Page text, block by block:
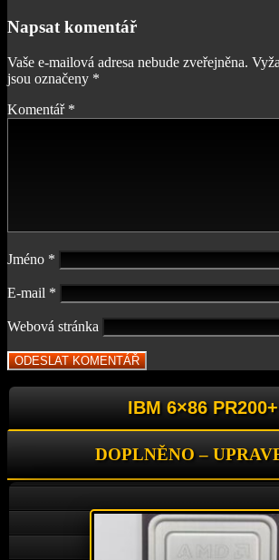
Napsat komentář
Vaše e-mailová adresa nebude zveřejněna.
jsou označeny *
Komentář *
Jméno *
E-mail *
Webová stránka
IBM 6×86 PR200+
DOPLNĚNO –